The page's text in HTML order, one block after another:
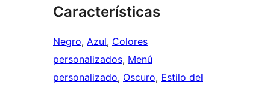
Características
Negro, Azul, Colores
personalizados, Menú
personalizado, Oscuro, Estilo del